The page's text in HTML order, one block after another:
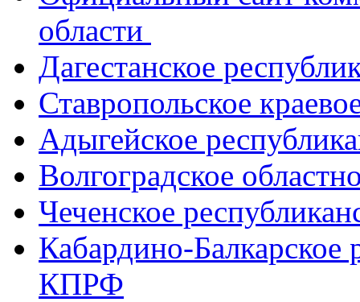
области
Дагестанское
Ставропольское
Адыгейское
Волгоградское
Чеченское
Кабардино-Балкарское
КПРФ